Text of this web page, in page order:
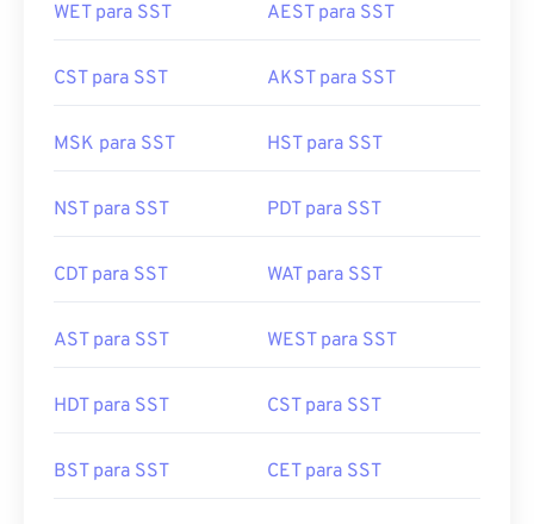
WET para SST AEST para SST
CST para SST AKST para SST
MSK para SST HST para SST
NST para SST PDT para SST
CDT para SST WAT para SST
AST para SST WEST para SST
HDT para SST CST para SST
BST para SST CET para SST